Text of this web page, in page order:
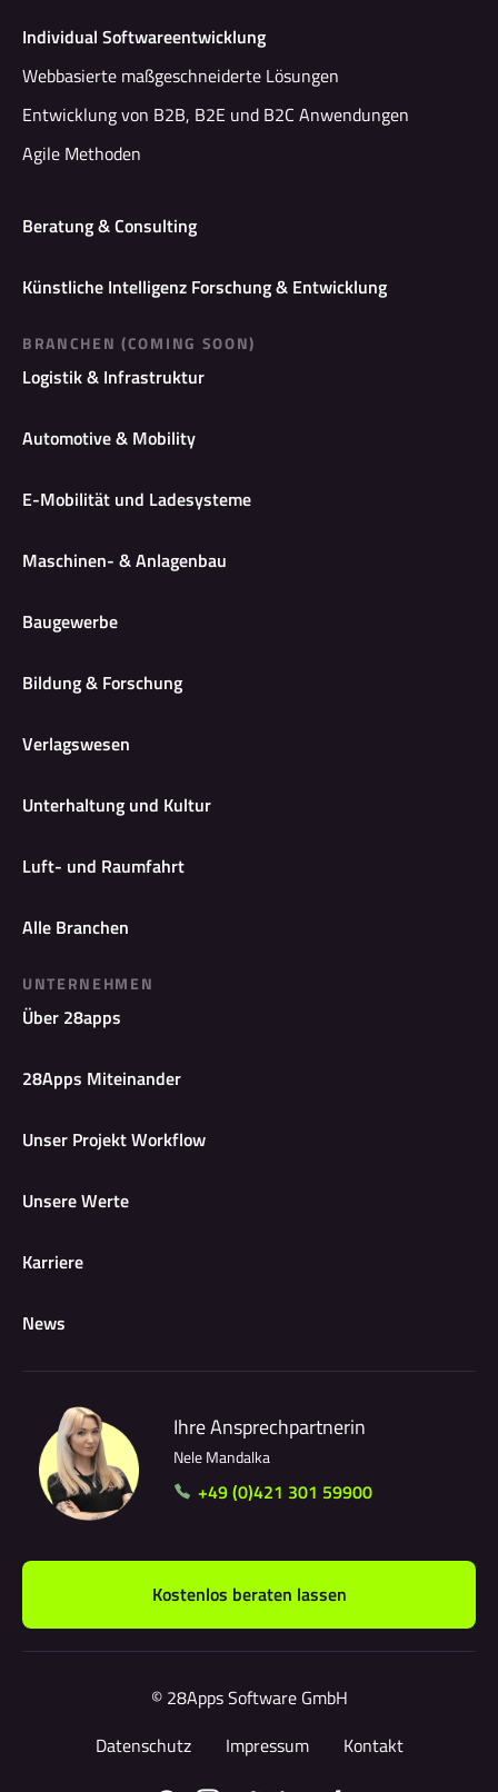
Individual Softwareentwicklung
Webbasierte maßgeschneiderte Lösungen
Entwicklung von B2B, B2E und B2C Anwendungen
Agile Methoden
Beratung & Consulting
Künstliche Intelligenz Forschung & Entwicklung
BRANCHEN (COMING SOON)
Logistik & Infrastruktur
Automotive & Mobility
E-Mobilität und Ladesysteme
Maschinen- & Anlagenbau
Baugewerbe
Bildung & Forschung
Verlagswesen
Unterhaltung und Kultur
Luft- und Raumfahrt
Alle Branchen
UNTERNEHMEN
Über 28apps
28Apps Miteinander
Unser Projekt Workflow
Unsere Werte
Karriere
News
Ihre Ansprechpartnerin
Nele Mandalka
+49 (0)421 301 59900
Kostenlos beraten lassen
© 28Apps Software GmbH
Datenschutz
Impressum Kontakt